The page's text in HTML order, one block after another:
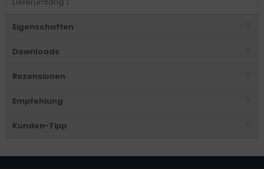
Eigenschaften
Downloads
Rezensionen
Empfehlung
Kunden-Tipp